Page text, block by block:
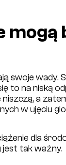
mogą
swoje wady.
to na niską
a
w ujęciu
dla
tak ważny.